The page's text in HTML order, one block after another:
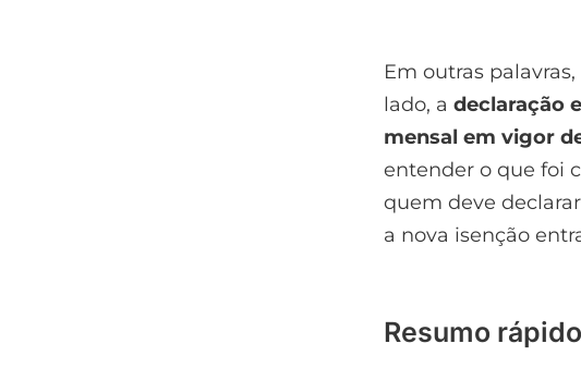
Em outras
lado, a declaração
mensal em vigor
entender o que foi
quem deve
a nova isenção
Resumo